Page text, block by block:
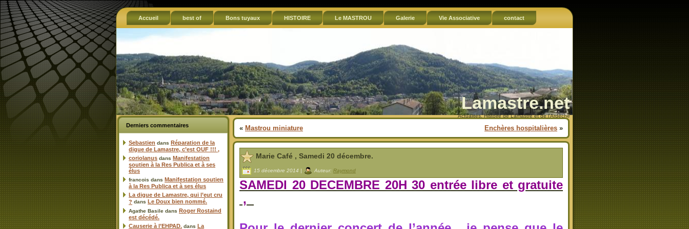
Accueil best of Bons tuyaux HISTOIRE Le MASTROU Galerie Vie Associative contact
Lamastre.net
Actualités, Histoire de Lamastre et de l'Ardèche
Derniers commentaires
Sebastien dans Réparation de la
digue de Lamastre, c’est OUF !!! ,
coriolanus dans Manifestation
soutien à la Res Publica et à ses
élus
francois dans Manifestation soutien
à la Res Publica et à ses élus
La digue de Lamastre, qui l’eut cru
? dans Le Doux bien nommé.
Agathe Basile dans Roger Rostaind
est décédé.
Causerie à l’EHPAD. dans La
« Mastrou miniature Enchères hospitalières »
Marie Café , Samedi 20 décembre.
15 décembre 2014 | Auteur: Raymond
SAMEDI 20 DECEMBRE 20H 30 entrée libre et gratuite
,